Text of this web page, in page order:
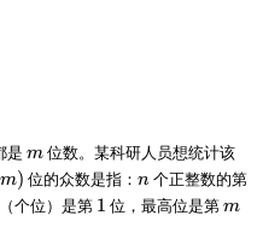
是m
m 位数。某科研人员想统计该
m) 位的众数是指： n
n个正整数的第
个位）是第 11 位，最高位是第m
m